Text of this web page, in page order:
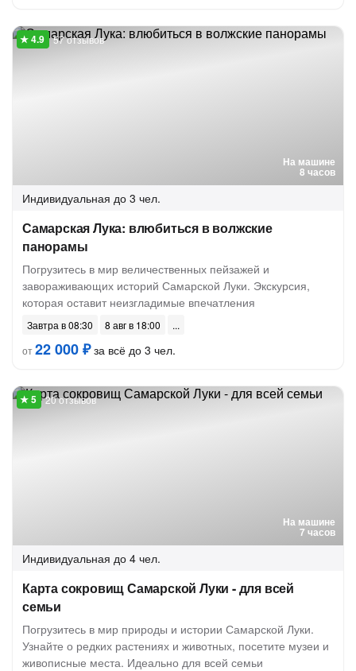
На машине
8 часов
57 отзывов
Индивидуальная до 3 чел.
Самарская Лука: влюбиться в волжские
панорамы
Погрузитесь в мир величественных пейзажей и
завораживающих историй Самарской Луки. Экскурсия,
которая оставит неизгладимые впечатления
Завтра в 08:30
8 авг в 18:00
от22 000 ₽за всё до 3 чел.
На машине
7 часов
20 отзывов
Индивидуальная до 4 чел.
Карта сокровищ Самарской Луки - для всей
семьи
Погрузитесь в мир природы и истории Самарской Луки.
Узнайте о редких растениях и животных, посетите музеи и
живописные места. Идеально для всей семьи